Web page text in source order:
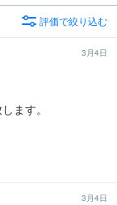
評価で絞り込む
3月4日
ます。
3月4日